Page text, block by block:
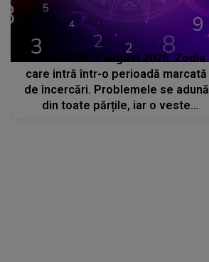
HOROSCOP 7 august 2026. Zodia
care intră într-o perioadă marcată
de încercări. Problemele se adună
din toate părțile, iar o veste